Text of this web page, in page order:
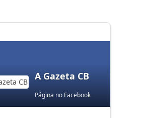
A Gazeta CB
Página no Facebook